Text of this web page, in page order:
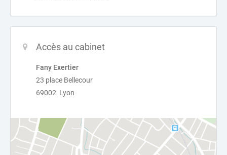
Accès au cabinet
Fany Exertier
23 place Bellecour
69002 Lyon